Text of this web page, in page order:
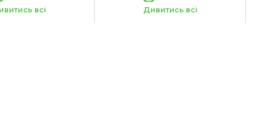
9-23 кг
всі Вес животного: 9-23 кг
Дивитись всі